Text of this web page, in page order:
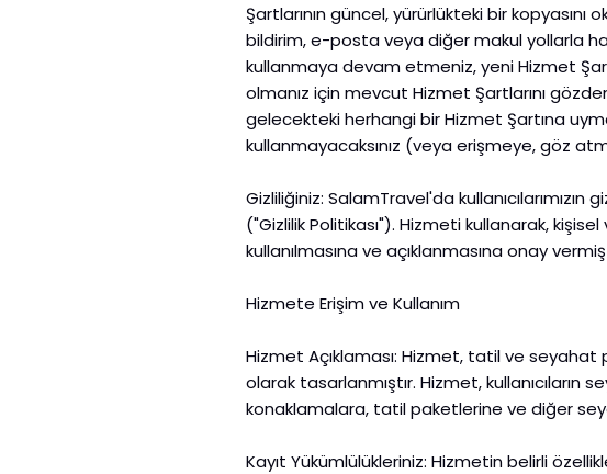
Şartlarının güncel, yürürlükteki bir kopyasını
bildirim, e-posta veya diğer makul yollarla
kullanmaya devam etmeniz, yeni Hizmet
olmanız için mevcut Hizmet Şartlarını
gelecekteki herhangi bir Hizmet Şartına
kullanmayacaksınız (veya erişmeye, göz
Gizliliğiniz: SalamTravel'da
("Gizlilik Politikası"). Hizmeti kullanarak,
kullanılmasına ve açıklanmasına onay
Hizmete Erişim ve Kullanım
Hizmet Açıklaması: Hizmet, tatil ve
olarak tasarlanmıştır. Hizmet, kullanıcıların
konaklamalara, tatil paketlerine ve diğer
Kayıt Yükümlülükleriniz: Hizmetin belirli